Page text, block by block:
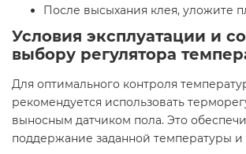
После высыхания клея, уложите
Условия эксплуатации и
выбору регулятора
Для оптимального контроля
рекомендуется использовать
выносным датчиком пола. Это
поддержание заданной температуры и